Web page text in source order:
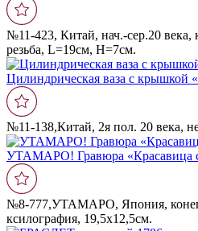
№11-423, Китай, нач.-сер.20 века,
резьба, L=19см, Н=7см.
Цилиндрическая ваза с крышкой
№11-138,Китай, 2я пол. 20 века,
УТАМАРО! Гравюра «Красавица
№8-777,УТАМАРО, Япония, конец
ксилография, 19,5х12,5см.